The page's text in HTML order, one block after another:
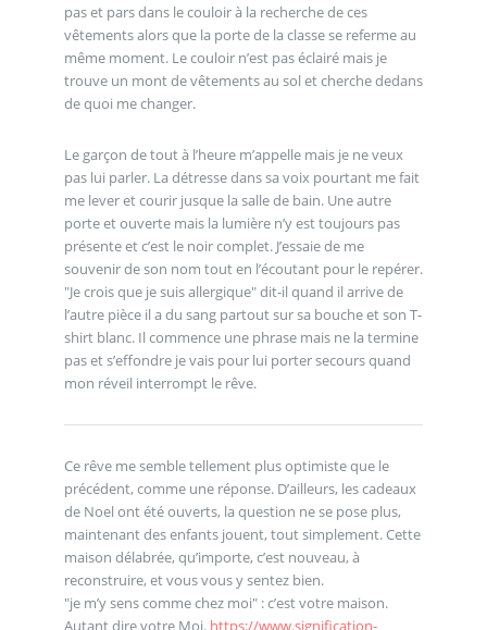
pas et pars dans le couloir à la recherche de ces
vêtements alors que la porte de la classe se referme au
même moment. Le couloir n’est pas éclairé mais je
trouve un mont de vêtements au sol et cherche dedans
de quoi me changer.
Le garçon de tout à l’heure m’appelle mais je ne veux
pas lui parler. La détresse dans sa voix pourtant me fait
me lever et courir jusque la salle de bain. Une autre
porte et ouverte mais la lumière n’y est toujours pas
présente et c’est le noir complet. J’essaie de me
souvenir de son nom tout en l’écoutant pour le repérer.
"Je crois que je suis allergique" dit-il quand il arrive de
l’autre pièce il a du sang partout sur sa bouche et son T-
shirt blanc. Il commence une phrase mais ne la termine
pas et s’effondre je vais pour lui porter secours quand
mon réveil interrompt le rêve.
Ce rêve me semble tellement plus optimiste que le
précédent, comme une réponse. D’ailleurs, les cadeaux
de Noel ont été ouverts, la question ne se pose plus,
maintenant des enfants jouent, tout simplement. Cette
maison délabrée, qu’importe, c’est nouveau, à
reconstruire, et vous vous y sentez bien.
"je m’y sens comme chez moi" : c’est votre maison.
Autant dire votre Moi. https://www.signification-